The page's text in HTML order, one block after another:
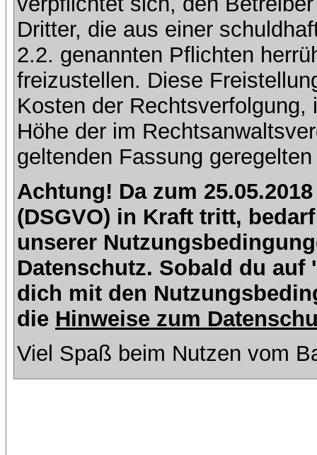
Dritter, die aus einer
2.2. genannten Pflichten
freizustellen. Diese
Kosten der
Höhe der im
geltenden Fassung
Achtung! Da zum
(DSGVO) in Kraft tritt,
unserer
Datenschutz. Sobald du
dich mit den
die Hinweise zum
Viel Spaß beim Nutzen vom